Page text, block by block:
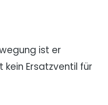
ist er
Ersatzventil für